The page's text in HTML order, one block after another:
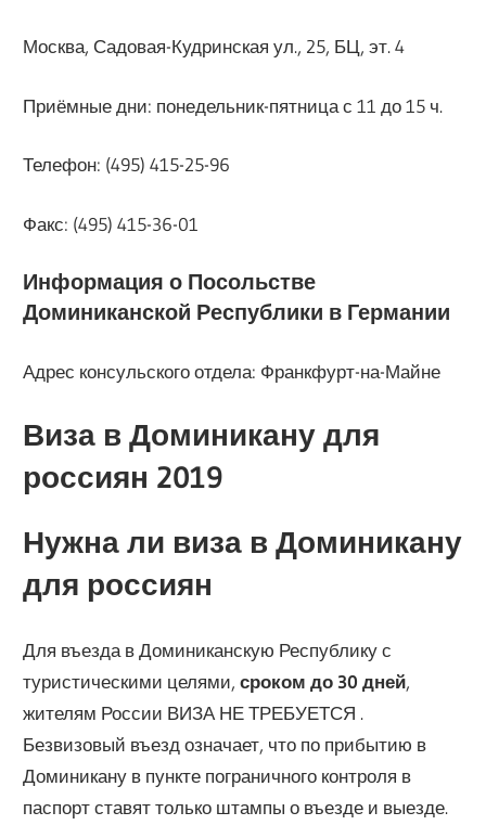
Москва, Садовая-Кудринская ул., 25, БЦ, эт. 4
Приёмные дни: понедельник-пятница с 11 до 15 ч.
Телефон: (495) 415-25-96
Факс: (495) 415-36-01
Информация о Посольстве
Доминиканской Республики в Германии
Адрес консульского отдела: Франкфурт-на-Майне
Виза в Доминикану для
россиян 2019
Нужна ли виза в Доминикану
для россиян
Для въезда в Доминиканскую Республику с
туристическими целями,сроком до 30 дней,
жителям России ВИЗА НЕ ТРЕБУЕТСЯ .
Безвизовый въезд означает, что по прибытию в
Доминикану в пункте пограничного контроля в
паспорт ставят только штампы о въезде и выезде.